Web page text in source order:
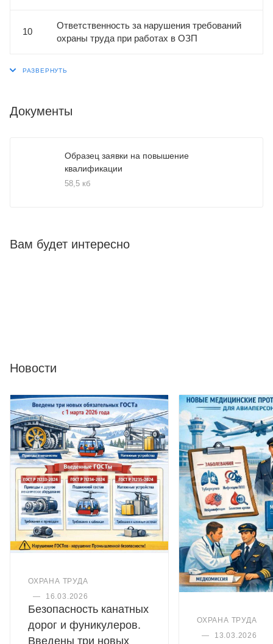
10
Ответственность за нарушения требований
охраны труда при работах в ОЗП
Документы
Образец заявки на повышение
квалификации
58,5 кб
Вам будет интересно
Новости
ОХРАНА ТРУДА
—
16.03.2026
Безопасность канатных
дорог и фуникулеров.
Введены три новых
ОХРАНА ТРУДА
—
13.03.2026